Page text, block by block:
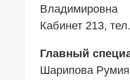
Владимировна
Кабинет 213, тел.
Главный
Шарипова Румия